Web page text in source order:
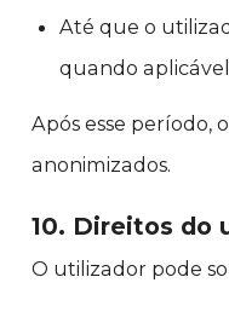
Até que o
quando
Após esse período,
anonimizados.
10. Direitos do
O utilizador pode